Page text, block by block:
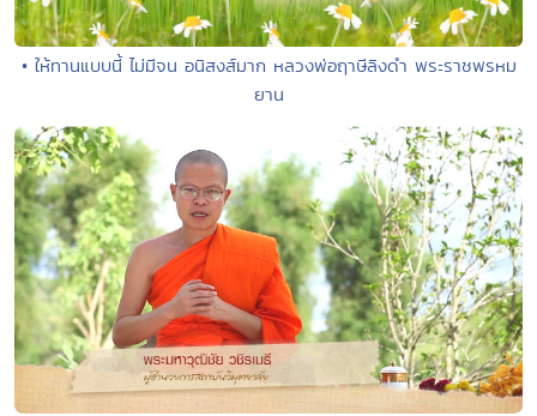
• ให้ทานแบบนี้ ไม่มีจน อนิสงส์มาก หลวงพ่อฤาษีลิงดำ พระราชพรหม
ยาน